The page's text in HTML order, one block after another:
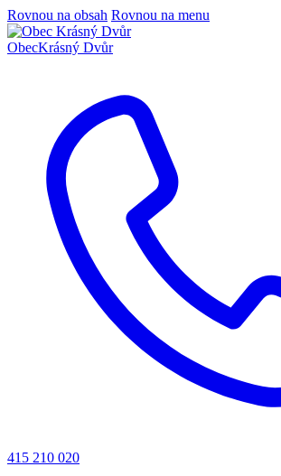
Rovnou na obsah Rovnou na menu
ObecKrásný Dvůr
415 210 020